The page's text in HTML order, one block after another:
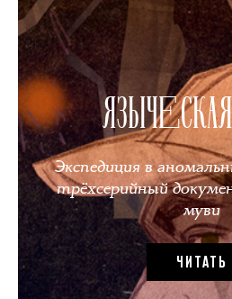
Экспедиция в
трёхсерийный
муви
ЧИТАТЬ